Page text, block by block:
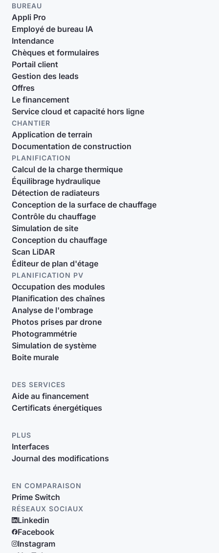
BUREAU
Appli Pro
Employé de bureau IA
Intendance
Chèques et formulaires
Portail client
Gestion des leads
Offres
Le financement
Service cloud et capacité hors ligne
CHANTIER
Application de terrain
Documentation de construction
PLANIFICATION
Calcul de la charge thermique
Équilibrage hydraulique
Détection de radiateurs
Conception de la surface de chauffage
Contrôle du chauffage
Simulation de site
Conception du chauffage
Scan LiDAR
Éditeur de plan d'étage
PLANIFICATION PV
Occupation des modules
Planification des chaînes
Analyse de l'ombrage
Photos prises par drone
Photogrammétrie
Simulation de système
Boite murale
DES SERVICES
Aide au financement
Certificats énergétiques
PLUS
Interfaces
Journal des modifications
EN COMPARAISON
Prime Switch
RÉSEAUX SOCIAUX
Linkedin
Facebook
Instagram